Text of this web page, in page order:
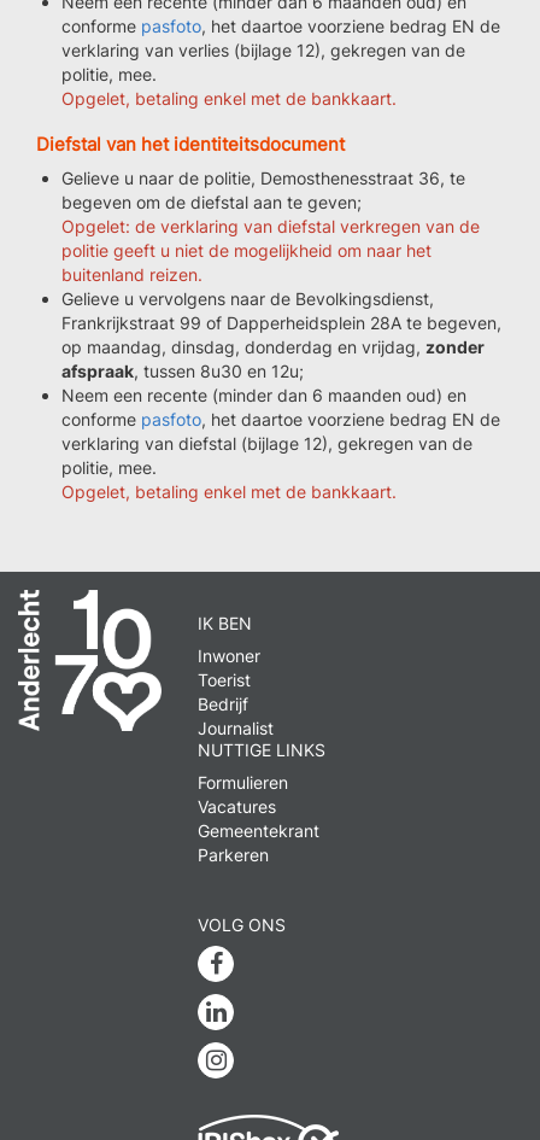
conforme pasfoto, het daartoe voorziene bedrag EN de
verklaring van verlies (bijlage 12), gekregen van de
politie, mee.
Opgelet, betaling enkel met de bankkaart.
Diefstal van het identiteitsdocument
Gelieve u naar de politie, Demosthenesstraat 36, te
begeven om de diefstal aan te geven;
Opgelet: de verklaring van diefstal verkregen van de
politie geeft u niet de mogelijkheid om naar het
buitenland reizen.
Gelieve u vervolgens naar de Bevolkingsdienst,
Frankrijkstraat 99 of Dapperheidsplein 28A te begeven,
op maandag, dinsdag, donderdag en vrijdag, zonder
afspraak, tussen 8u30 en 12u;
Neem een recente (minder dan 6 maanden oud) en
conforme pasfoto, het daartoe voorziene bedrag EN de
verklaring van diefstal (bijlage 12), gekregen van de
politie, mee.
Opgelet, betaling enkel met de bankkaart.
IK BEN
Inwoner
Toerist
Bedrijf
Journalist
NUTTIGE LINKS
Formulieren
Vacatures
Gemeentekrant
Parkeren
VOLG ONS
Facebook
Linkedin
Instagram